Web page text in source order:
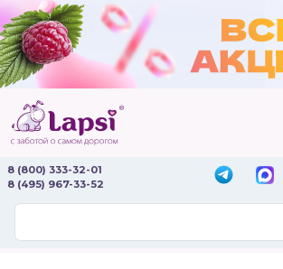
8 (800) 333-32-01
8 (495) 967-33-52